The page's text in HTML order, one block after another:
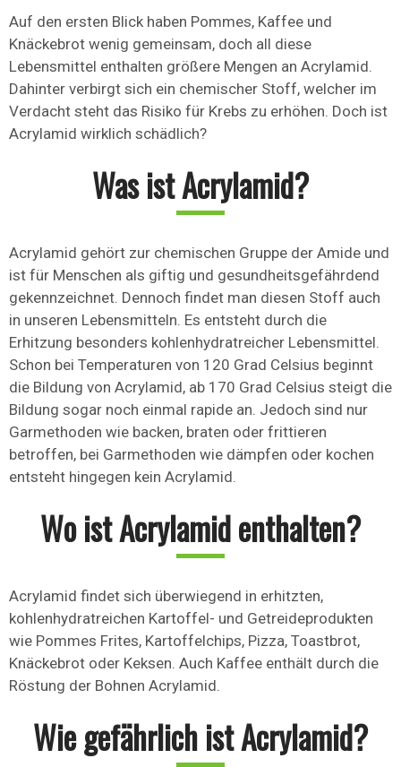
Auf den ersten Blick haben Pommes, Kaffee und
Knäckebrot wenig gemeinsam, doch all diese
Lebensmittel enthalten größere Mengen an Acrylamid.
Dahinter verbirgt sich ein chemischer Stoff, welcher im
Verdacht steht das Risiko für Krebs zu erhöhen. Doch ist
Acrylamid wirklich schädlich?
Was ist Acrylamid?
Acrylamid gehört zur chemischen Gruppe der Amide und
ist für Menschen als giftig und gesundheitsgefährdend
gekennzeichnet. Dennoch findet man diesen Stoff auch
in unseren Lebensmitteln. Es entsteht durch die
Erhitzung besonders kohlenhydratreicher Lebensmittel.
Schon bei Temperaturen von 120 Grad Celsius beginnt
die Bildung von Acrylamid, ab 170 Grad Celsius steigt die
Bildung sogar noch einmal rapide an. Jedoch sind nur
Garmethoden wie backen, braten oder frittieren
betroffen, bei Garmethoden wie dämpfen oder kochen
entsteht hingegen kein Acrylamid.
Wo ist Acrylamid enthalten?
Acrylamid findet sich überwiegend in erhitzten,
kohlenhydratreichen Kartoffel- und Getreideprodukten
wie Pommes Frites, Kartoffelchips, Pizza, Toastbrot,
Knäckebrot oder Keksen. Auch Kaffee enthält durch die
Röstung der Bohnen Acrylamid.
Wie gefährlich ist Acrylamid?